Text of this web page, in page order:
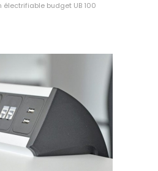
électrifiable budget UB 100